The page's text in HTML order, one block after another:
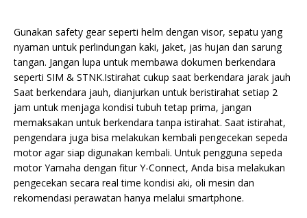
Gunakan safety gear seperti helm dengan visor, sepatu yang
nyaman untuk perlindungan kaki, jaket, jas hujan dan sarung
tangan. Jangan lupa untuk membawa dokumen berkendara
seperti SIM & STNK.Istirahat cukup saat berkendara jarak jauh
Saat berkendara jauh, dianjurkan untuk beristirahat setiap 2
jam untuk menjaga kondisi tubuh tetap prima, jangan
memaksakan untuk berkendara tanpa istirahat. Saat istirahat,
pengendara juga bisa melakukan kembali pengecekan sepeda
motor agar siap digunakan kembali. Untuk pengguna sepeda
motor Yamaha dengan fitur Y-Connect, Anda bisa melakukan
pengecekan secara real time kondisi aki, oli mesin dan
rekomendasi perawatan hanya melalui smartphone.